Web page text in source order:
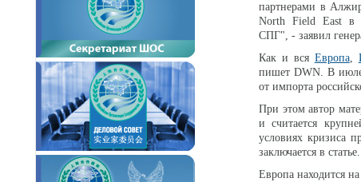
партнерами в
North Field East в
СПГ", - заявил
Как и вся Европа,
пишет DWN. В
от импорта
При этом автор
и считается
условиях кризиса
заключается в статье.
Европа находится